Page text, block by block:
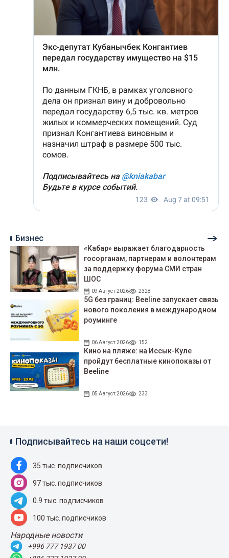
Бизнес
«Кабар» выражает благодарность
госорганам, партнерам и волонтерам
за поддержку форума СМИ стран
ШОС
09 Август 2026 2328
5G без границ: Beeline запускает связь
нового поколения в международном
роуминге
06 Август 2026 152
Кино на пляже: на Иссык-Куле
пройдут беcплатные кинопоказы от
Beeline
05 Август 2026 233
Подписывайтесь на наши соцсети!
35 тыс. подписчиков
97 тыс. подписчиков
0.9 тыс. подписчиков
100 тыс. подписчиков
Народные новости
+996 777 1937 00